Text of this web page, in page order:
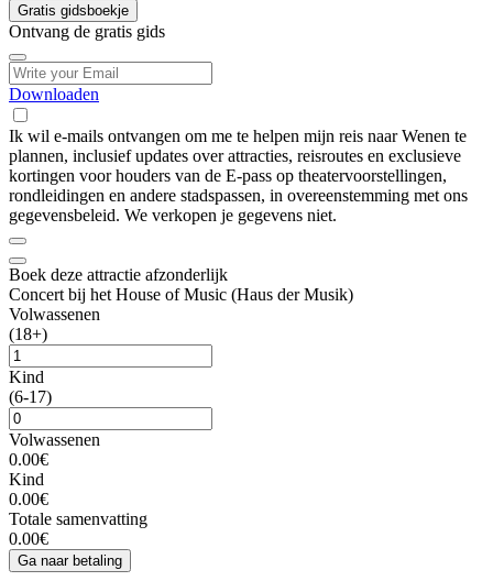
Gratis gidsboekje
Ontvang de gratis gids
Downloaden
Ik wil e-mails ontvangen om me te helpen mijn reis naar Wenen te
plannen, inclusief updates over attracties, reisroutes en exclusieve
kortingen voor houders van de E-pass op theatervoorstellingen,
rondleidingen en andere stadspassen, in overeenstemming met ons
gegevensbeleid. We verkopen je gegevens niet.
Boek deze attractie afzonderlijk
Concert bij het House of Music (Haus der Musik)
Volwassenen
(18+)
Kind
(6-17)
Volwassenen
0.00€
Kind
0.00€
Totale samenvatting
0.00€
Ga naar betaling